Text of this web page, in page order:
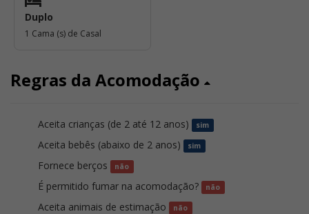
Duplo
1 Cama (s) de Casal
Regras da Acomodação
Aceita crianças (de 2 até 12 anos) sim
Aceita bebês (abaixo de 2 anos) sim
Fornece berços não
É permitido fumar na acomodação? não
Aceita animais de estimação não